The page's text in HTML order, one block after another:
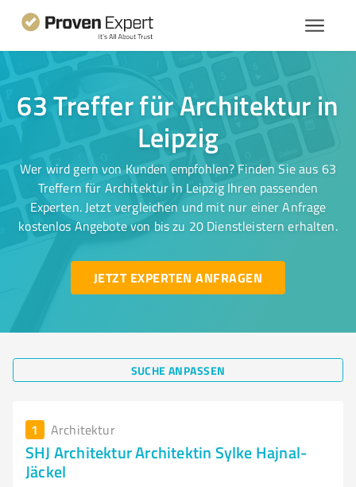
63 Treffer für Architektur in
Leipzig
Wer wird gern von Kunden empfohlen? Finden Sie aus 63
Treffern für Architektur in Leipzig Ihren passenden
Experten. Jetzt vergleichen und mit nur einer Anfrage
kostenlos Angebote von bis zu 20 Dienstleistern erhalten.
JETZT EXPERTEN ANFRAGEN
SUCHE ANPASSEN
1 Architektur
SHJ Architektur Architektin Sylke Hajnal-
Jäckel